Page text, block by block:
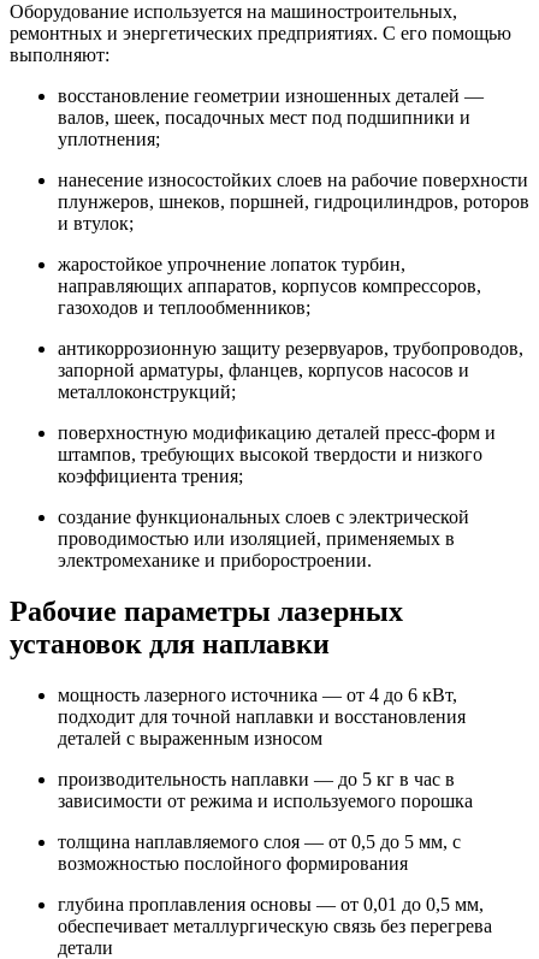
Оборудование используется на машиностроительных,
ремонтных и энергетических предприятиях. С его помощью
выполняют:
восстановление геометрии изношенных деталей —
валов, шеек, посадочных мест под подшипники и
уплотнения;
нанесение износостойких слоев на рабочие поверхности
плунжеров, шнеков, поршней, гидроцилиндров, роторов
и втулок;
жаростойкое упрочнение лопаток турбин,
направляющих аппаратов, корпусов компрессоров,
газоходов и теплообменников;
антикоррозионную защиту резервуаров, трубопроводов,
запорной арматуры, фланцев, корпусов насосов и
металлоконструкций;
поверхностную модификацию деталей пресс-форм и
штампов, требующих высокой твердости и низкого
коэффициента трения;
создание функциональных слоев с электрической
проводимостью или изоляцией, применяемых в
электромеханике и приборостроении.
Рабочие параметры лазерных
установок для наплавки
мощность лазерного источника — от 4 до 6 кВт,
подходит для точной наплавки и восстановления
деталей с выраженным износом
производительность наплавки — до 5 кг в час в
зависимости от режима и используемого порошка
толщина наплавляемого слоя — от 0,5 до 5 мм, с
возможностью послойного формирования
глубина проплавления основы — от 0,01 до 0,5 мм,
обеспечивает металлургическую связь без перегрева
детали